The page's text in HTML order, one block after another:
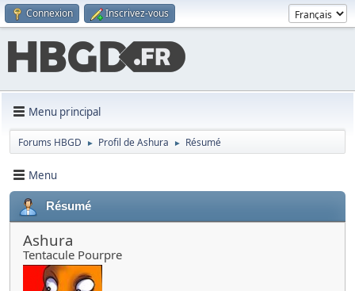
Connexion Inscrivez-vous
Menu principal
Forums HBGD ► Profil de Ashura ► Résumé
Menu
Résumé
Ashura
Tentacule Pourpre